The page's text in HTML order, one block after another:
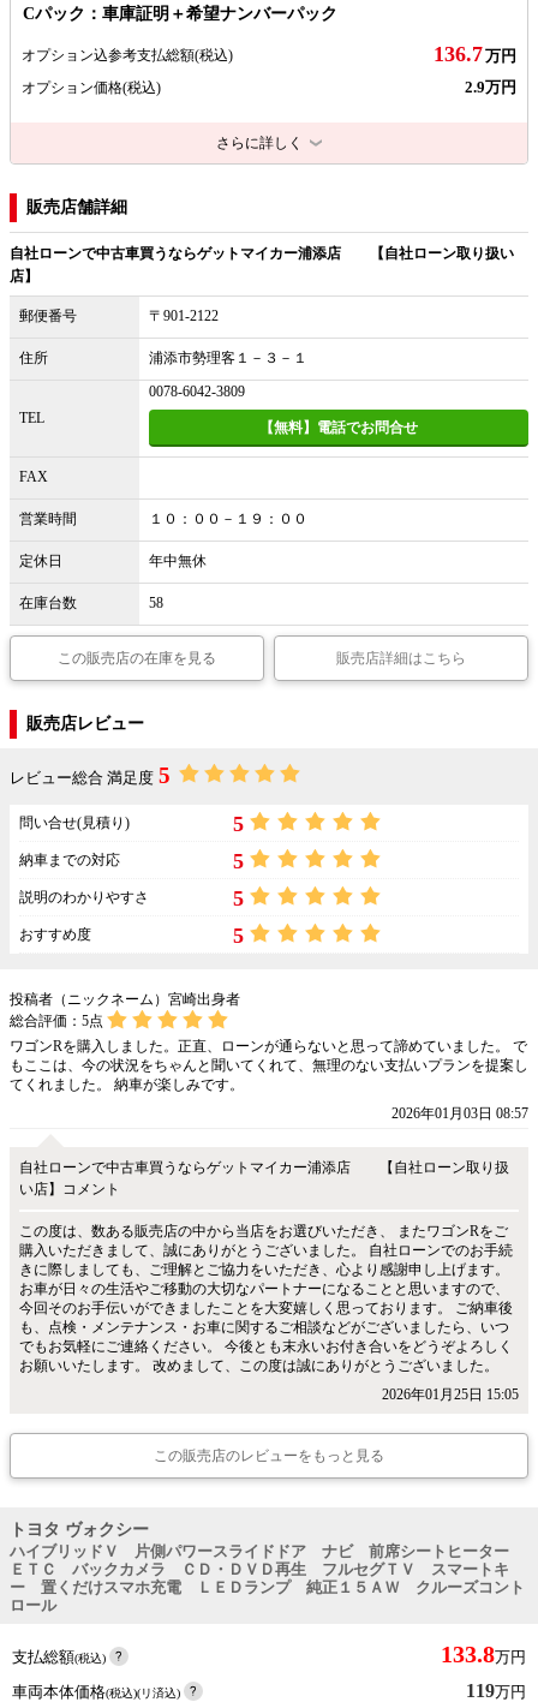
Cパック：車庫証明＋希望ナンバーパック
オプション込参考支払総額(税込) 136.7万円
オプション価格(税込) 2.9万円
さらに詳しく
販売店舗詳細
自社ローンで中古車買うならゲットマイカー浦添店 【自社ローン取り扱い
店】
郵便番号 〒901-2122
住所 浦添市勢理客１－３－１
TEL
0078-6042-3809
【無料】電話でお問合せ
FAX
営業時間 １０：００－１９：００
定休日 年中無休
在庫台数 58
この販売店の在庫を見る 販売店詳細はこちら
販売店レビュー
レビュー総合 満足度 5
問い合せ(見積り) 5
納車までの対応 5
説明のわかりやすさ 5
おすすめ度 5
投稿者（ニックネーム）宮崎出身者
総合評価： 5点
ワゴンRを購入しました。正直、ローンが通らないと思って諦めていました。 で
もここは、今の状況をちゃんと聞いてくれて、無理のない支払いプランを提案し
てくれました。 納車が楽しみです。
2026年01月03日 08:57
自社ローンで中古車買うならゲットマイカー浦添店 【自社ローン取り扱
い店】コメント
この度は、数ある販売店の中から当店をお選びいただき、 またワゴンRをご
購入いただきまして、誠にありがとうございました。 自社ローンでのお手続
きに際しましても、ご理解とご協力をいただき、心より感謝申し上げます。
お車が日々の生活やご移動の大切なパートナーになることと思いますので、
今回そのお手伝いができましたことを大変嬉しく思っております。 ご納車後
も、点検・メンテナンス・お車に関するご相談などがございましたら、いつ
でもお気軽にご連絡ください。 今後とも末永いお付き合いをどうぞよろしく
お願いいたします。 改めまして、この度は誠にありがとうございました。
2026年01月25日 15:05
この販売店のレビューをもっと見る
トヨタ ヴォクシー
ハイブリッドＶ 片側パワースライドドア ナビ 前席シートヒーター
ＥＴＣ バックカメラ ＣＤ・ＤＶＤ再生 フルセグＴＶ スマートキ
ー 置くだけスマホ充電 ＬＥＤランプ 純正１５ＡＷ クルーズコント
ロール
支払総額(税込) 133.8万円
車両本体価格(税込)(リ済込) 119万円